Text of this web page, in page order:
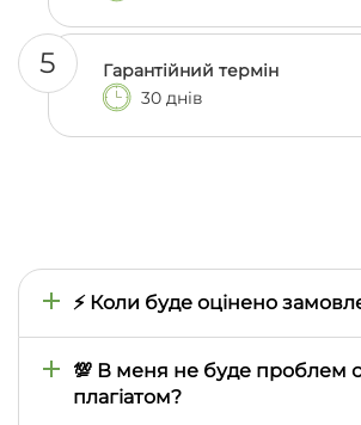
5
Гарантійний термін
30 днів
⚡ Коли буде оцінено
ми знайдемо відповідного автора,
відрізнятися залежно від
💯 В меня не буде проблем с
плагіатом?